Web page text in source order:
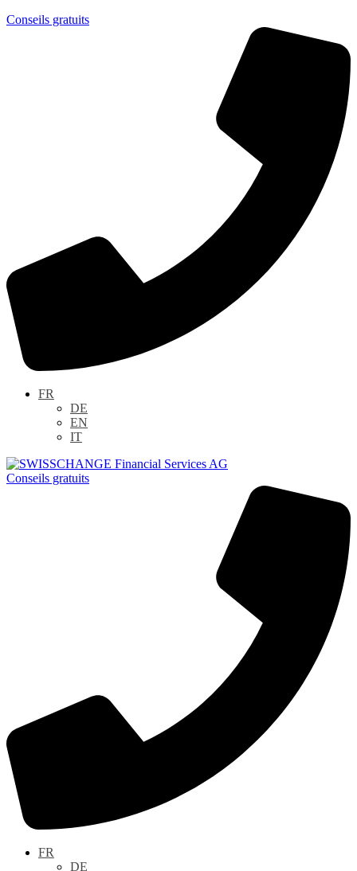
Conseils gratuits
FR
DE
EN
IT
Conseils gratuits
FR
DE